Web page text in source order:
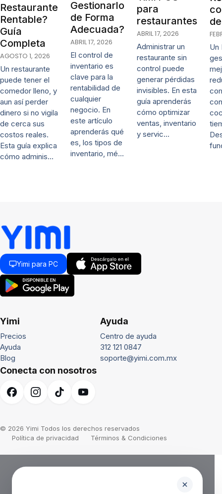
Restaurante
Rentable?
Guía
Completa
AGOSTO 1, 2026
Un restaurante
puede tener el
comedor lleno, y
aun así perder
dinero si no vigila
de cerca sus
costos reales.
Esta guía explica
cómo adminis…
Gestionarlo
de Forma
Adecuada?
ABRIL 17, 2026
El control de
inventario es
clave para la
rentabilidad de
cualquier
negocio. En
este artículo
aprenderás qué
es, los tipos de
inventario, mé…
para
restaurantes
ABRIL 17, 2026
Administrar un
restaurante sin
control puede
generar pérdidas
invisibles. En esta
guía aprenderás
cómo optimizar
ventas, inventario
y servic…
Un
Yimi para PC
Yimi
Precios
Ayuda
Blog
Ayuda
Centro de ayuda
312 121 0847
soporte@yimi.com.mx
Conecta con nosotros
© 2026 Yimi Todos los derechos reservados
Política de privacidad
Términos & Condiciones